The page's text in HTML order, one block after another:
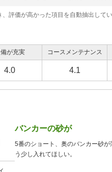
評価が高かった項目を自動抽出してい
が充実 コースメンテナンス
4.0 4.1
バンカーの砂が
5番のショート、奥のバンカー砂
う少し入れてほしい。